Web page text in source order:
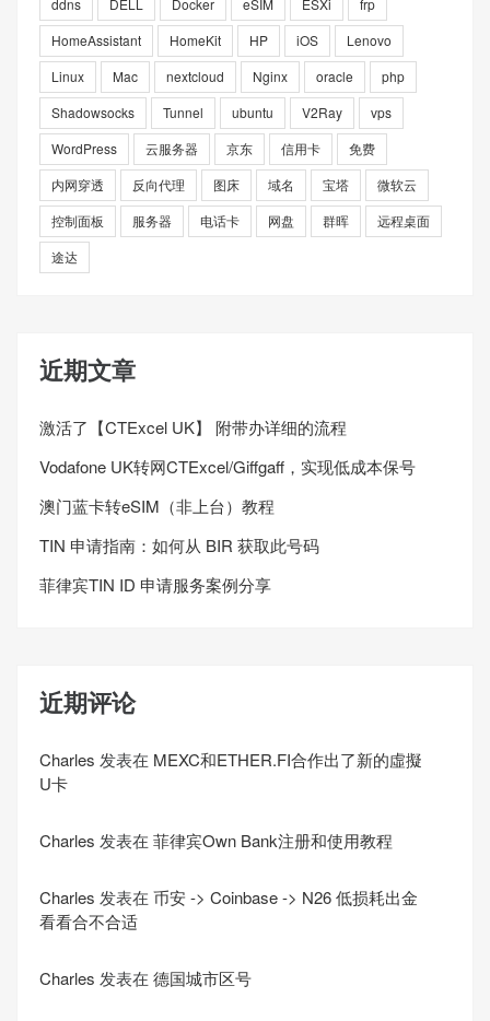
ddns DELL Docker eSIM ESXi
frp
HomeAssistant
HomeKit HP iOS
Lenovo
Linux
Mac nextcloud Nginx oracle
php
Shadowsocks
Tunnel ubuntu V2Ray
vps
WordPress
云服务器 京东 信用卡
免费
内网穿透
反向代理 图床 域名 宝塔
微软云
控制面板
服务器 电话卡 网盘 群晖
远程桌面
途达
近期文章
激活了【CTExcel UK】 附带办详细的流程
Vodafone UK转网CTExcel/Giffgaff，实现低成本保号
澳门蓝卡转eSIM（非上台）教程
TIN 申请指南：如何从 BIR 获取此号码
菲律宾TIN ID 申请服务案例分享
近期评论
Charles 发表在 MEXC和ETHER.FI合作出了新的虛擬
U卡
Charles 发表在 菲律宾Own Bank注册和使用教程
Charles 发表在 币安 -> Coinbase -> N26 低损耗出金
看看合不合适
Charles 发表在 德国城市区号